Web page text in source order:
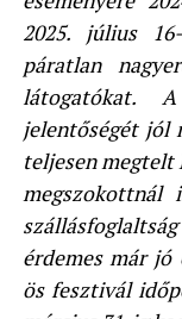
2025. július
páratlan
látogatókat.
jelentőségét jól
teljesen megtelt
érdemes már jó
ös fesztivál